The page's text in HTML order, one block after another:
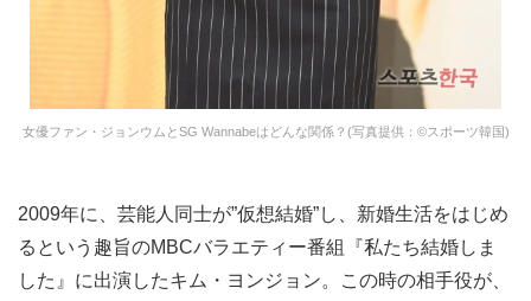
女優ファン・ジョンウムとSG Wannabeはどんな関係？(写真提供：©スポーツ韓国)
2009年に、芸能人同士が”仮想結婚”し、新婚生活をはじめ
るという趣旨のMBCバラエティー番組『私たち結婚しま
した』に出演したキム・ヨンジョン。この時の相手役が、